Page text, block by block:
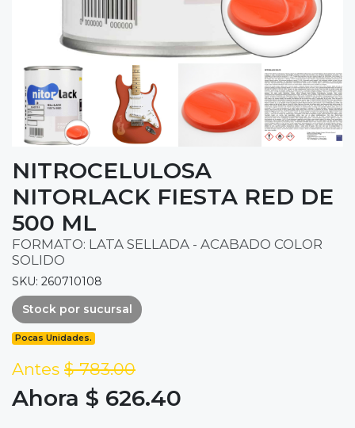
NITROCELULOSA
NITORLACK FIESTA RED DE
500 ML
FORMATO: LATA SELLADA - ACABADO COLOR
SOLIDO
SKU: 260710108
Stock por sucursal
Pocas Unidades.
Antes $ 783.00
Ahora $ 626.40